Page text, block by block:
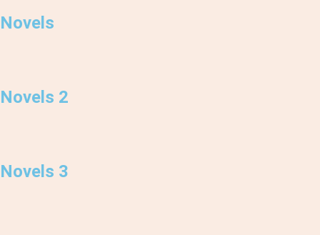
Novels
Novels 2
Novels 3